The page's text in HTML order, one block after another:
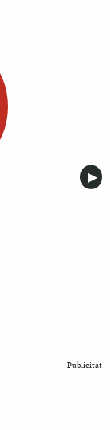
▶︎
Publicitat